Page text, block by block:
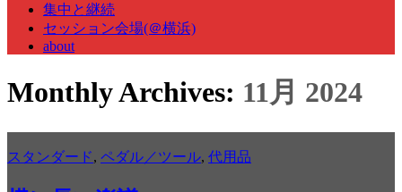
集中と継続
セッション会場(＠横浜)
about
Monthly Archives: 11月 2024
スタンダード, ペダル／ツール, 代用品